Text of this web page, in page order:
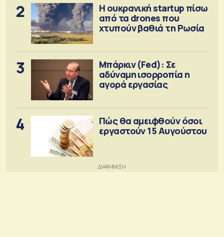
2
Η ουκρανική startup πίσω
από τα drones που
χτυπούν βαθιά τη Ρωσία
3
Μπάρκιν (Fed): Σε
αδύναμη ισορροπία η
αγορά εργασίας
4
Πώς θα αμειφθούν όσοι
εργαστούν 15 Αυγούστου